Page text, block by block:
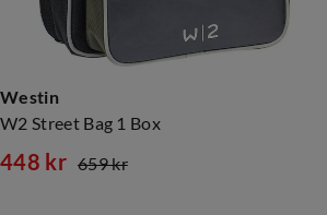
Westin
W2 Street Bag 1 Box
448 kr 659 kr